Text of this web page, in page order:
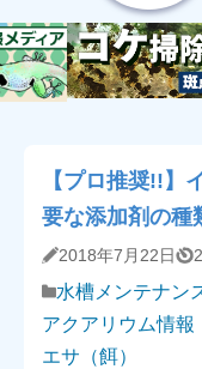
【プロ推奨!!】
要な添加剤の種
2018年7月22日
水槽メンテナン
アクアリウム情報
エサ（餌）